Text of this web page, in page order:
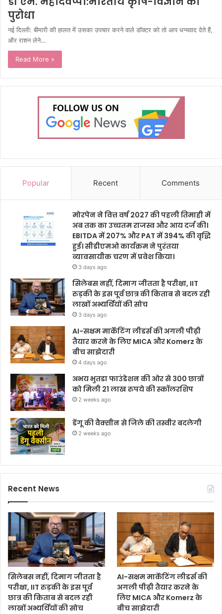
पुरोधा
नई दिल्ली: बीमारी की हालत में उसका उपचार करने वाले डॉक्टर को तो आप धन्यवाद देते हैं,
और राशन लेने…
Read More »
Popular Recent Comments
मोरपेन ने वित्त वर्ष 2027 की पहली तिमाही में
अब तक का उच्चतम राजस्व और आय दर्ज की।
EBITDA में 207% और PAT में 394% की वृद्धि
हुई। सीडीएमओ कार्यक्रम ने पुरंतया
व्यावसायीक चरण में प्रवेश किया।
3 days ago
सिलेबस नहीं, दिमाग जीतता है परीक्षा, IIT
रुड़की के इस पूर्व छात्र की किताब से बदल रही
लाखों अभ्यर्थियों की सोच
3 days ago
AI-सक्षम मार्केटिंग लीडर्स की अगली पीढ़ी
तैयार करने के लिए MICA और Komerz के
बीच साझेदारी
4 days ago
अभय भुतडा फाउंडेशन की ओर से 300 छात्रों
को मिली 21 लाख रुपये की स्कॉलरशिप
2 weeks ago
डेंगू की वैक्सीन से जिले की तस्वीर बदलेगी
2 weeks ago
Recent News
सिलेबस नहीं, दिमाग जीतता है
परीक्षा, IIT रुड़की के इस पूर्व
छात्र की किताब से बदल रही
लाखों अभ्यर्थियों की सोच
AI-सक्षम मार्केटिंग लीडर्स की
अगली पीढ़ी तैयार करने के
लिए MICA और Komerz के
बीच साझेदारी